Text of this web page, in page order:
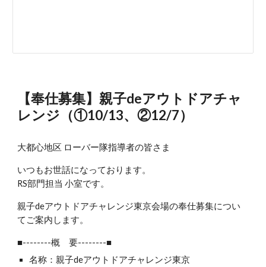
【奉仕募集】親子deアウトドアチャ
レンジ（①10/13、②12/7）
大都心地区 ローバー隊指導者の皆さま
いつもお世話になっております。
RS部門担当 小室です。
親子deアウトドアチャレンジ東京会場の奉仕募集につい
てご案内します。
■--------概 要--------■
名称：親子deアウトドアチャレンジ東京